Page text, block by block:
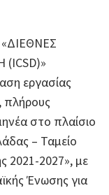
«ΔΙΕΘΝΕΣ
εργασίας
πλήρους
στο πλαίσιο
– Ταμείο
2021-2027», με
Ένωσης για